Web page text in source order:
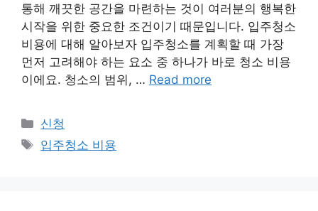
통해 깨끗한 공간을 마련하는 것이 여러분의 행복한
시작을 위한 중요한 조건이기 때문입니다. 입주청소
비용에 대해 알아보자 입주청소를 계획할 때 가장
먼저 고려해야 하는 요소 중 하나가 바로 청소 비용
이에요. 청소의 범위, … Read more
Categories
신청
Tags
입주청소 비용